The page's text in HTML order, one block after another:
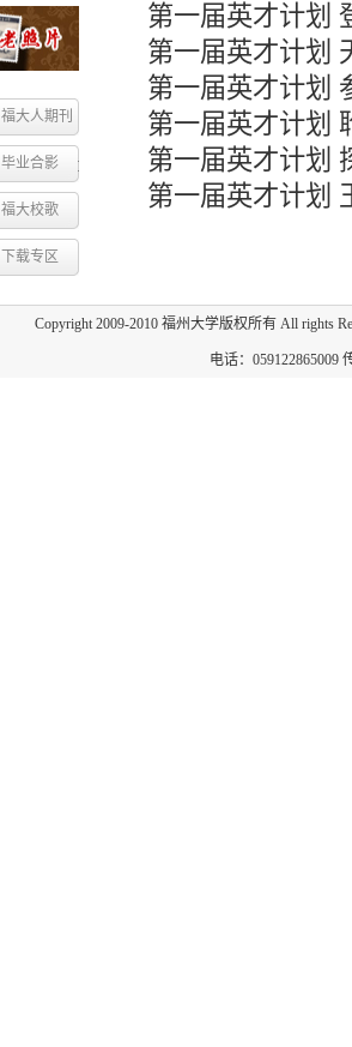
福大人期刊
毕业合影
福大校歌
下载专区
第一届英才计划
第一届英才计划
第一届英才计划
第一届英才计划
第一届英才计划
第一届英才计划
Copyright 2009-2010 福州大学版权所有 All rights
电话：059122865009